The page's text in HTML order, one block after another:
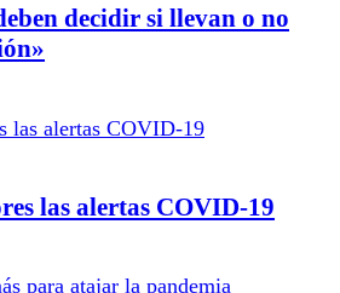
decidir si llevan o no
las alertas COVID-19